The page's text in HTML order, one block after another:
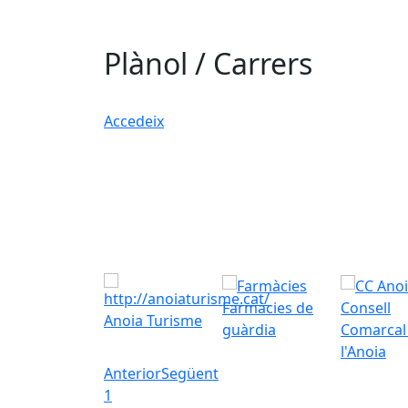
Plànol / Carrers
Accedeix
Anoia Turisme
Farmàcies de
guàrdia
Consell
l'Anoia
AnteriorSegüent
1